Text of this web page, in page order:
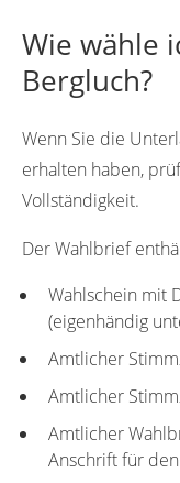
Wie wähle
Bergluch?
Wenn Sie die
erhalten haben,
Vollständigkeit.
Der Wahlbrief
Wahlschein mit
(eigenhändig
Amtlicher
Amtlicher
Amtlicher
Anschrift für